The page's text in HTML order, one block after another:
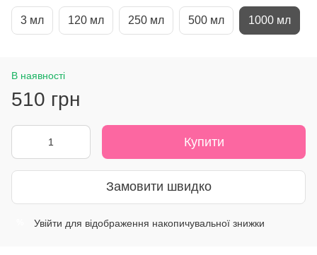
3 мл 120 мл 250 мл 500 мл 1000 мл
В наявності
510 грн
Купити
Замовити швидко
Увійти для відображення накопичувальної знижки